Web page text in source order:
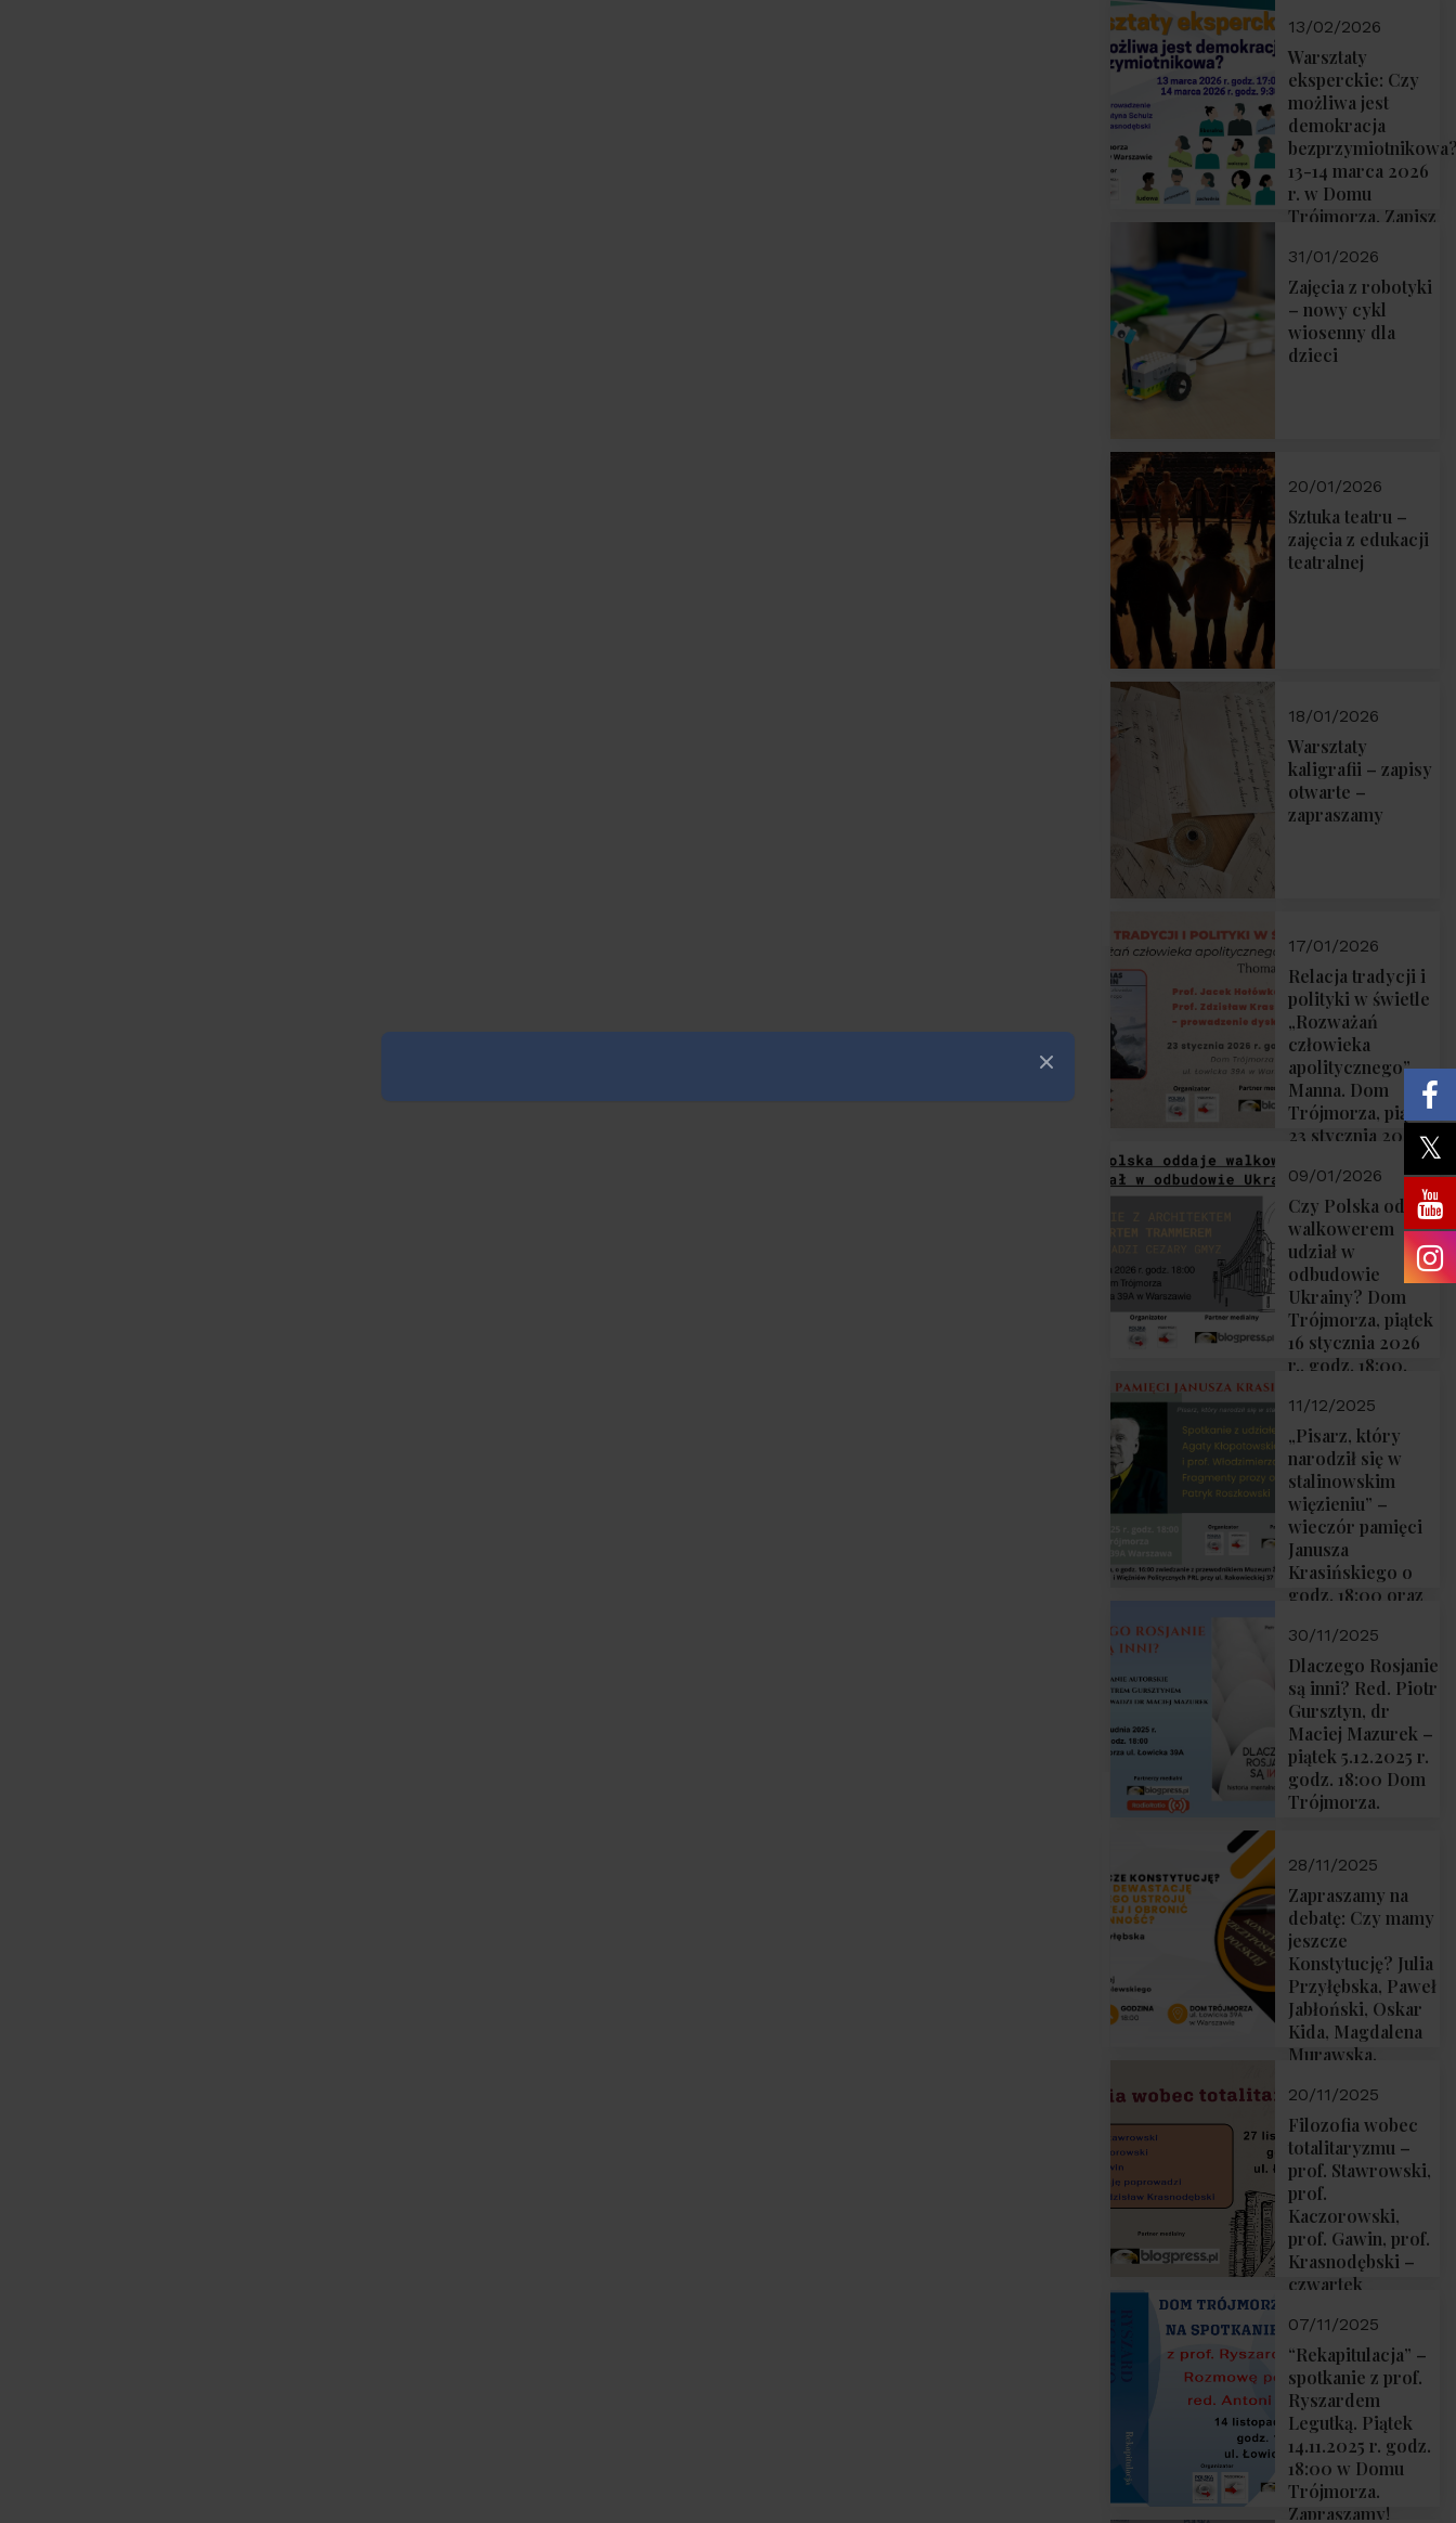
13/02/2026
Warsztaty
eksperckie: Czy
możliwa jest
demokracja
13-14 marca 2026
r. w Domu
Trójmorza. Zapisz
31/01/2026
Zajęcia z robotyki
– nowy cykl
wiosenny dla
dzieci
20/01/2026
Sztuka teatru –
zajęcia z edukacji
teatralnej
18/01/2026
Warsztaty
kaligrafii – zapisy
otwarte –
zapraszamy
17/01/2026
Relacja tradycji i
polityki w świetle
„Rozważań
człowieka
apolitycznego”
Manna. Dom
Trójmorza, piątek
23 stycznia 2026
Zapraszamy!
09/01/2026
Czy Polska oddaje
walkowerem
udział w
odbudowie
Ukrainy? Dom
Trójmorza, piątek
16 stycznia 2026
r., godz. 18:00.
11/12/2025
„Pisarz, który
narodził się w
stalinowskim
więzieniu” –
wieczór pamięci
Janusza
Krasińskiego o
godz. 18:00 oraz
Muzeum
Żołnierzy
Wyklętych i
Więźniów
Politycznych PRL
o godz. 16:00 – 19
grudnia 2025 r.
30/11/2025
Dlaczego Rosjanie
są inni? Red. Piotr
Gursztyn, dr
Maciej Mazurek –
piątek 5.12.2025 r.
godz. 18:00 Dom
Trójmorza.
28/11/2025
Zapraszamy na
debatę: Czy mamy
jeszcze
Konstytucję? Julia
Przyłębska, Paweł
Jabłoński, Oskar
Kida, Magdalena
Murawska,
Sobolewski – 4
grudnia 2025 r.
godz. 18:00.
20/11/2025
Filozofia wobec
totalitaryzmu –
prof. Stawrowski,
prof.
Kaczorowski,
prof. Gawin, prof.
Krasnodębski –
czwartek
18:00
07/11/2025
“Rekapitulacja” –
spotkanie z prof.
Ryszardem
Legutką. Piątek
14.11.2025 r. godz.
18:00 w Domu
Trójmorza.
Zapraszamy!
Zamknij